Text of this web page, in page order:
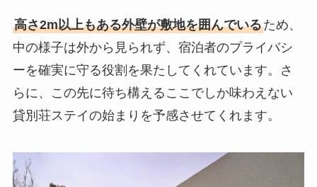
高さ2m以上もある外壁が敷地を囲んでいるため、
中の様子は外から見られず、宿泊者のプライバシ
ーを確実に守る役割を果たしてくれています。さ
らに、この先に待ち構えるここでしか味わえない
貸別荘ステイの始まりを予感させてくれます。